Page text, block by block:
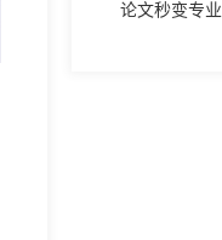
论文秒变专业